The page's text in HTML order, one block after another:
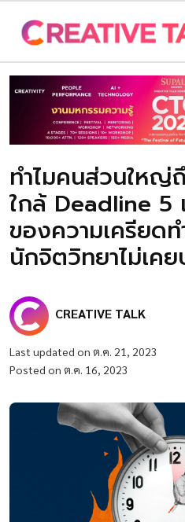
ทำไมคนส่วนใหญ่
ใกล้ Deadline 5
ของความเครียดท
นักจิตวิทยาไม่เค
CREATIVE TALK
Last updated on ต.ค. 21, 2023
Posted on ต.ค. 16, 2023